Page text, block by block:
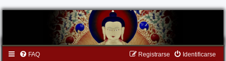
FAQ Identificarse
Registrarse